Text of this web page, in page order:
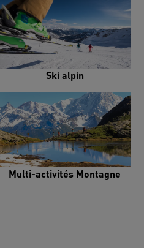
Ski alpin
Multi-activités Montagne